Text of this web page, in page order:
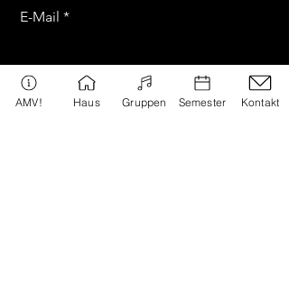
E-Mail
Nachricht
AMV! Haus Gruppen Semester Kontakt